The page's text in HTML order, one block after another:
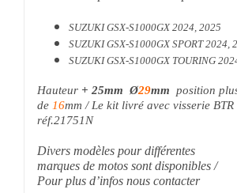
SUZUKI GSX-S1000GX 2024, 2025
SUZUKI GSX-S1000GX SPORT 2024,
SUZUKI GSX-S1000GX TOURING
Hauteur + 25mm Ø29mm position
de 16mm / Le kit livré avec visserie
réf.21751N
Divers modèles pour différentes
marques de motos sont disponibles /
Pour plus d’infos nous contacter